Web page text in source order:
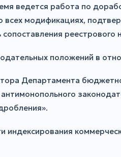
ведется работа по
модификациях,
положений в
Департамента